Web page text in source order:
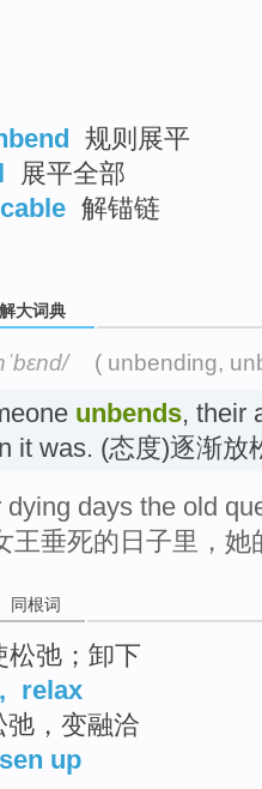
规则展平
展平全部
解锚链
大词典
( unbending,
unbends, their
it was. (态度)逐渐放
dying days the old
王垂死的日子里，她
同根词
松弛；卸下
, relax
，变融洽
up